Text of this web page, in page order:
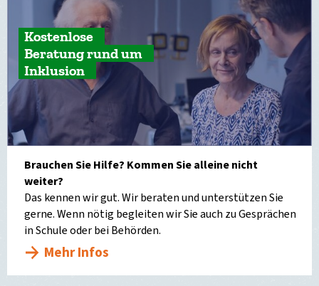
Kostenlose
Beratung rund um
Inklusion
Brauchen Sie Hilfe? Kommen Sie alleine nicht
weiter?
Das kennen wir gut. Wir beraten und unterstützen Sie
gerne. Wenn nötig begleiten wir Sie auch zu Gesprächen
in Schule oder bei Behörden.
Mehr Infos